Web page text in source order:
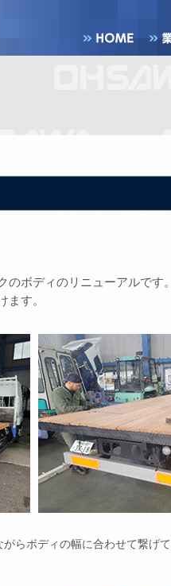
ボディのリニューアルです
ます。
らボディの幅に合わせて繋げ